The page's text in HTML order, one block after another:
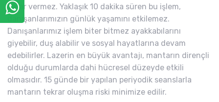
zarar vermez. Yaklaşık 10 dakika süren bu işlem,
danışanlarımızın günlük yaşamını etkilemez.
Danışanlarımız işlem biter bitmez ayakkabılarını
giyebilir, duş alabilir ve sosyal hayatlarına devam
edebilirler. Lazerin en büyük avantajı, mantarın dirençli
olduğu durumlarda dahi hücresel düzeyde etkili
olmasıdır. 15 günde bir yapılan periyodik seanslarla
mantarın tekrar oluşma riski minimize edilir.